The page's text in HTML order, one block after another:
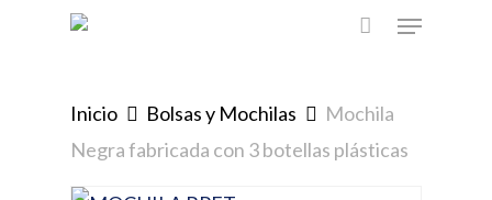
Menu
Inicio Bolsas y Mochilas
Mochila
Negra fabricada con 3 botellas plásticas